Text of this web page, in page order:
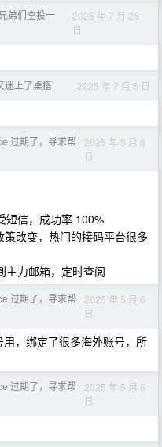
弟们空投一
2025 年 7 月 25
日
迷上了桌搭 2025 年 7 月 5 日
过期了，寻求帮
2025 年 5 月 6
日
短信，成功率 100%
改变，热门的接码平台很多
主力邮箱，定时查阅
过期了，寻求帮
2025 年 5 月 6
日
，绑定了很多海外账号，所
过期了，寻求帮
2025 年 5 月 6
日